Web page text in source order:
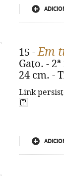
15 -Em
Gato. -
24 cm. -
Link